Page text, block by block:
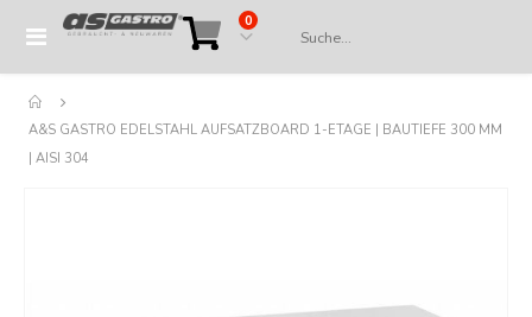
Navigation
Cart
0Artikel
A&S GASTRO EDELSTAHL AUFSATZBOARD 1-ETAGE | BAUTIEFE 300 MM
| AISI 304